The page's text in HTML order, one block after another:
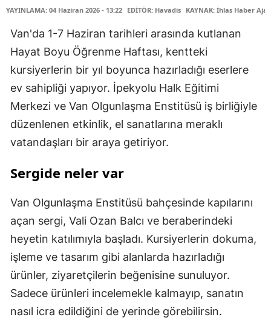
YAYINLAMA: 04 Haziran 2026 - 13:22 EDİTÖR: Havadis KAYNAK: İhlas Haber
Van'da 1-7 Haziran tarihleri arasında kutlanan
Hayat Boyu Öğrenme Haftası, kentteki
kursiyerlerin bir yıl boyunca hazırladığı eserlere
ev sahipliği yapıyor. İpekyolu Halk Eğitimi
Merkezi ve Van Olgunlaşma Enstitüsü iş birliğiyle
düzenlenen etkinlik, el sanatlarına meraklı
vatandaşları bir araya getiriyor.
Sergide neler var
Van Olgunlaşma Enstitüsü bahçesinde kapılarını
açan sergi, Vali Ozan Balcı ve beraberindeki
heyetin katılımıyla başladı. Kursiyerlerin dokuma,
işleme ve tasarım gibi alanlarda hazırladığı
ürünler, ziyaretçilerin beğenisine sunuluyor.
Sadece ürünleri incelemekle kalmayıp, sanatın
nasıl icra edildiğini de yerinde görebilirsin.